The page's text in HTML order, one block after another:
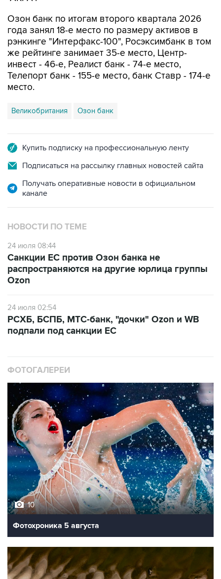
Озон банк по итогам второго квартала 2026
года занял 18-е место по размеру активов в
рэнкинге "Интерфакс-100", Росэксимбанк в том
же рейтинге занимает 35-е место, Центр-
инвест - 46-е, Реалист банк - 74-е место,
Телепорт банк - 155-е место, банк Ставр - 174-е
место.
Великобритания Озон банк
Купить подписку на профессиональную ленту
Подписаться на рассылку главных новостей сайта
Получать оперативные новости в официальном
канале
НОВОСТИ ПО ТЕМЕ
24 июля 08:44
Санкции ЕС против Озон банка не
распространяются на другие юрлица группы
Ozon
24 июля 02:54
РСХБ, БСПБ, МТС-банк, "дочки" Ozon и WB
подпали под санкции ЕС
ФОТОГАЛЕРЕИ
10
Фотохроника 5 августа